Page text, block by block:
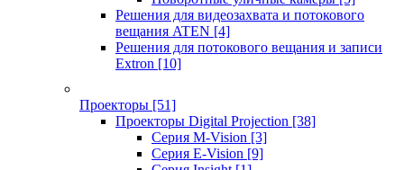
Решения для видеозахвата и потокового
вещания ATEN [4]
Решения для потокового вещания и записи
Extron [10]
Проекторы [51]
Проекторы Digital Projection [38]
Серия M-Vision [3]
Серия E-Vision [9]